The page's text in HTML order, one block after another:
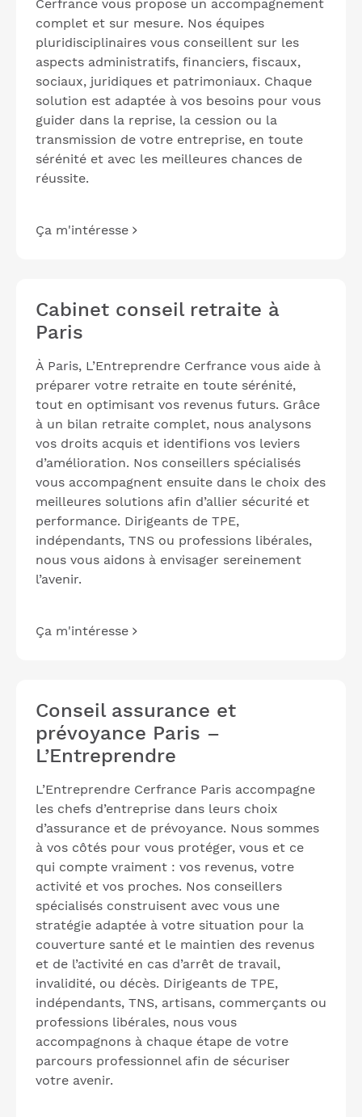
Cerfrance vous propose un accompagnement
complet et sur mesure. Nos équipes
pluridisciplinaires vous conseillent sur les
aspects administratifs, financiers, fiscaux,
sociaux, juridiques et patrimoniaux. Chaque
solution est adaptée à vos besoins pour vous
guider dans la reprise, la cession ou la
transmission de votre entreprise, en toute
sérénité et avec les meilleures chances de
réussite.
Ça m'intéresse
Cabinet conseil retraite à
Paris
À Paris, L’Entreprendre Cerfrance vous aide à
préparer votre retraite en toute sérénité,
tout en optimisant vos revenus futurs. Grâce
à un bilan retraite complet, nous analysons
vos droits acquis et identifions vos leviers
d’amélioration. Nos conseillers spécialisés
vous accompagnent ensuite dans le choix des
meilleures solutions afin d’allier sécurité et
performance. Dirigeants de TPE,
indépendants, TNS ou professions libérales,
nous vous aidons à envisager sereinement
l’avenir.
Ça m'intéresse
Conseil assurance et
prévoyance Paris –
L’Entreprendre
L’Entreprendre Cerfrance Paris accompagne
les chefs d’entreprise dans leurs choix
d’assurance et de prévoyance. Nous sommes
à vos côtés pour vous protéger, vous et ce
qui compte vraiment : vos revenus, votre
activité et vos proches. Nos conseillers
spécialisés construisent avec vous une
stratégie adaptée à votre situation pour la
couverture santé et le maintien des revenus
et de l’activité en cas d’arrêt de travail,
invalidité, ou décès. Dirigeants de TPE,
indépendants, TNS, artisans, commerçants ou
professions libérales, nous vous
accompagnons à chaque étape de votre
parcours professionnel afin de sécuriser
votre avenir.